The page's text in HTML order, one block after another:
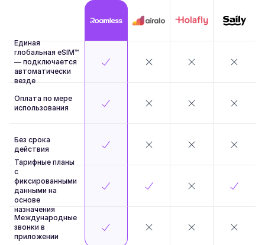
Единая
глобальная eSIM™
— подключается
автоматически
везде
Оплата по мере
использования
Без срока
действия
Тарифные планы
с
фиксированными
данными на
основе
назначения
Международные
звонки в
приложении